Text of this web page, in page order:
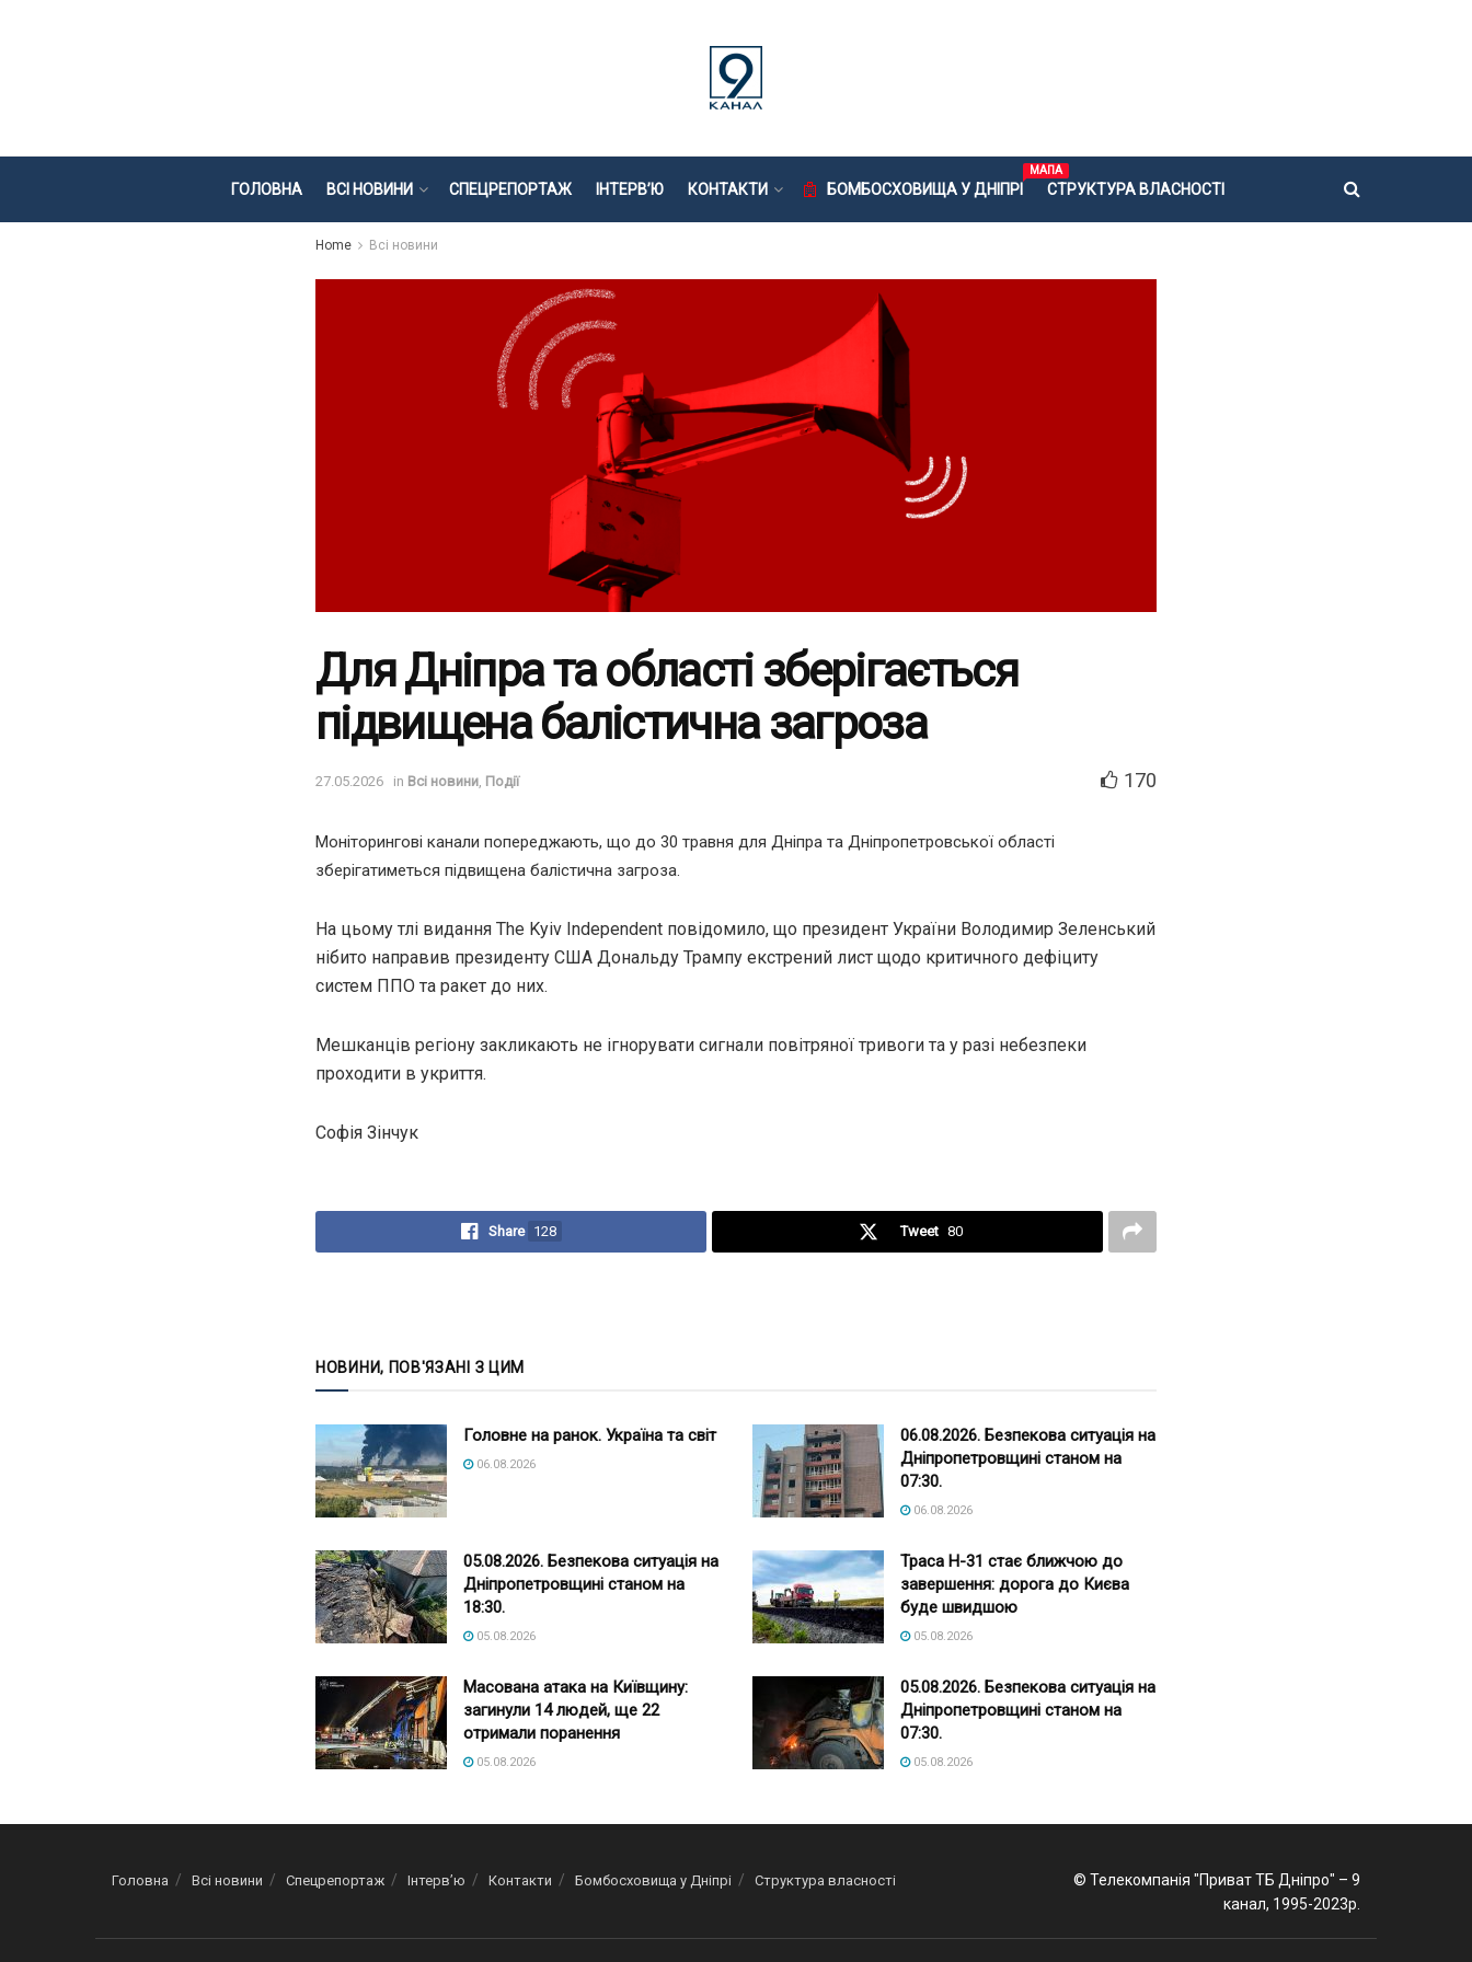
ГОЛОВНА ВСІ НОВИНИ СПЕЦРЕПОРТАЖ ІНТЕРВ’Ю КОНТАКТИ БОМБОСХОВИЩА У ДНІПРІ
МАПА
СТРУКТУРА ВЛАСНОСТІ
Home Всі новини
Для Дніпра та області зберігається
підвищена балістична загроза
27.05.2026 in Всі новини Події 170
Моніторингові канали попереджають, що до 30 травня для Дніпра та Дніпропетровської області
зберігатиметься підвищена балістична загроза.
На цьому тлі видання The Kyiv Independent повідомило, що президент України Володимир Зеленський
нібито направив президенту США Дональду Трампу екстрений лист щодо критичного дефіциту
систем ППО та ракет до них.
Мешканців регіону закликають не ігнорувати сигнали повітряної тривоги та у разі небезпеки
проходити в укриття.
Софія Зінчук
Share 128 Tweet 80
НОВИНИ, ПОВ'ЯЗАНІ З ЦИМ
Головне на ранок. Україна та світ
06.08.2026
06.08.2026. Безпекова ситуація на
Дніпропетровщині станом на
07:30.
06.08.2026
05.08.2026. Безпекова ситуація на
Дніпропетровщині станом на
18:30.
05.08.2026
Траса Н-31 стає ближчою до
завершення: дорога до Києва
буде швидшою
05.08.2026
Масована атака на Київщину:
загинули 14 людей, ще 22
отримали поранення
05.08.2026
05.08.2026. Безпекова ситуація на
Дніпропетровщині станом на
07:30.
05.08.2026
Головна Всі новини Спецрепортаж Інтерв’ю Контакти Бомбосховища у Дніпрі Структура власності
© Телекомпанія "Приват ТБ Дніпро" – 9
канал, 1995-2023р.